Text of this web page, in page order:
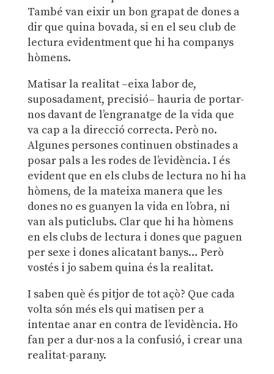
També van eixir un bon grapat de dones a
dir que quina bovada, si en el seu club de
lectura evidentment que hi ha companys
hòmens.
Matisar la realitat –eixa labor de,
suposadament, precisió– hauria de portar-
nos davant de l’engranatge de la vida que
va cap a la direcció correcta. Però no.
Algunes persones continuen obstinades a
posar pals a les rodes de l’evidència. I és
evident que en els clubs de lectura no hi ha
hòmens, de la mateixa manera que les
dones no es guanyen la vida en l’obra, ni
van als puticlubs. Clar que hi ha hòmens
en els clubs de lectura i dones que paguen
per sexe i dones alicatant banys… Però
vostés i jo sabem quina és la realitat.
I saben què és pitjor de tot açò? Que cada
volta són més els qui matisen per a
intentae anar en contra de l’evidència. Ho
fan per a dur-nos a la confusió, i crear una
realitat-parany.